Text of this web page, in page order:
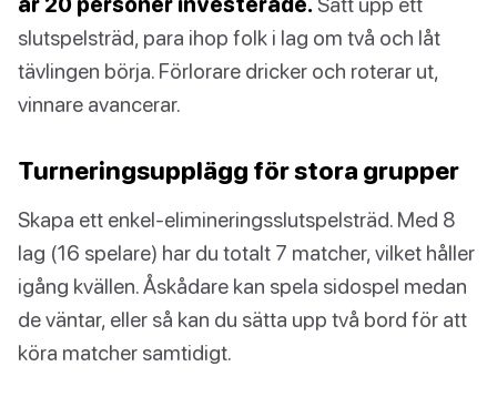
slutspelsträd, para ihop folk i lag om två och låt
tävlingen börja. Förlorare dricker och roterar ut,
vinnare avancerar.
Turneringsupplägg för stora grupper
Skapa ett enkel-elimineringsslutspelsträd. Med 8
lag (16 spelare) har du totalt 7 matcher, vilket håller
igång kvällen. Åskådare kan spela sidospel medan
de väntar, eller så kan du sätta upp två bord för att
köra matcher samtidigt.